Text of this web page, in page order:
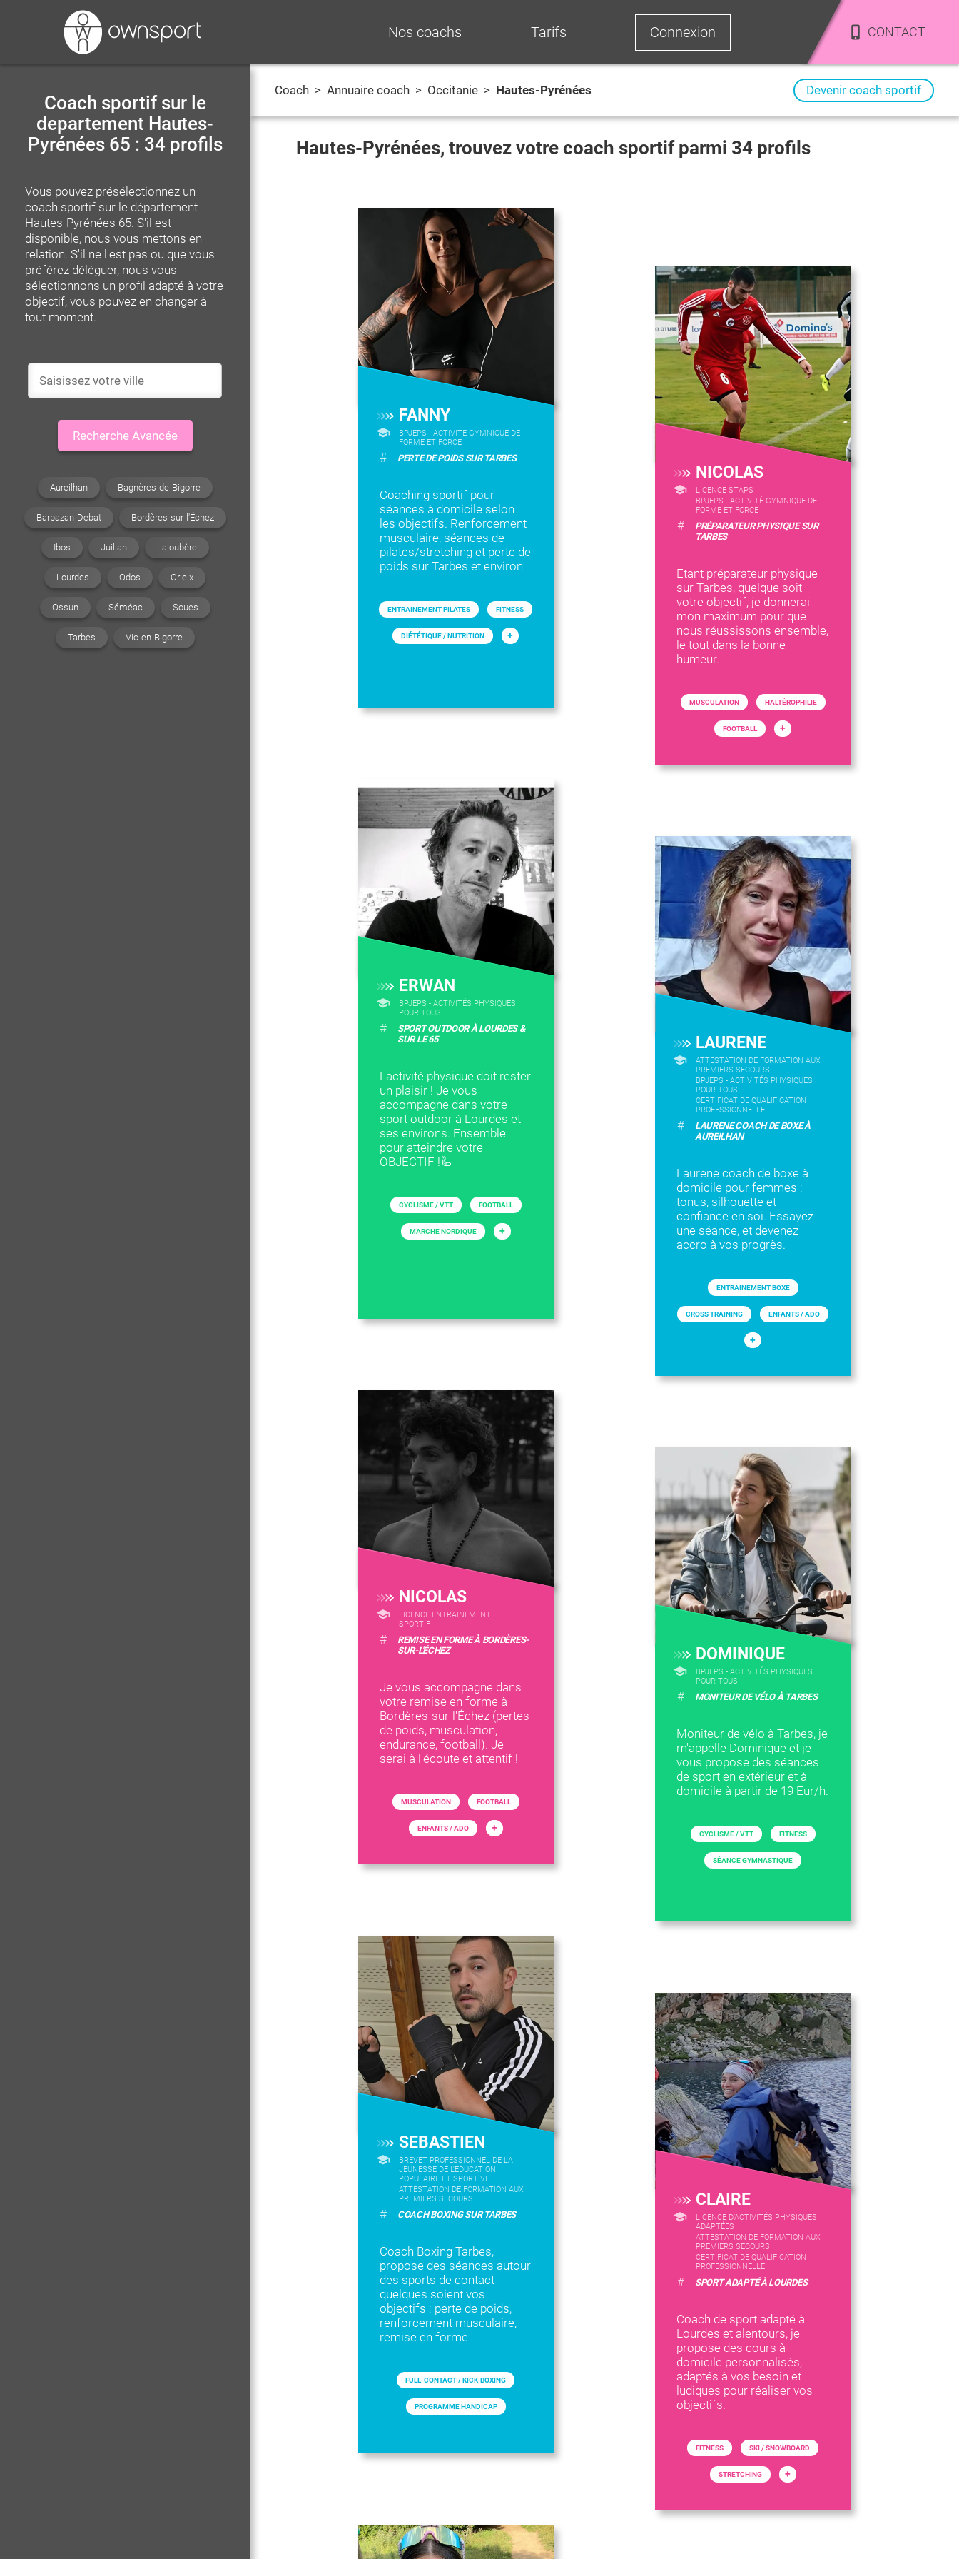
Nos coachs Tarifs Connexion CONTACT
Coach sportif sur le
departement Hautes-
Pyrénées 65 : 34 profils
Vous pouvez présélectionnez un
coach sportif sur le département
Hautes-Pyrénées 65. S'il est
disponible, nous vous mettons en
relation. S'il ne l'est pas ou que vous
préférez déléguer, nous vous
sélectionnons un profil adapté à votre
objectif, vous pouvez en changer à
tout moment.
Recherche Avancée
Aureilhan Bagnères-de-Bigorre
Barbazan-Debat Bordères-sur-l'Échez
Ibos Juillan Laloubère
Lourdes Odos Orleix
Ossun Séméac Soues
Tarbes Vic-en-Bigorre
Coach > Annuaire coach > Occitanie > Hautes-Pyrénées Devenir coach sportif
Hautes-Pyrénées, trouvez votre coach sportif parmi 34 profils
FANNY
BPJEPS - ACTIVITÉ GYMNIQUE DE
FORME ET FORCE
# PERTE DE POIDS SUR TARBES
Coaching sportif pour
séances à domicile selon
les objectifs. Renforcement
musculaire, séances de
pilates/stretching et perte de
poids sur Tarbes et environ
ENTRAINEMENT PILATES FITNESS
DIÉTÉTIQUE / NUTRITION +
NICOLAS
LICENCE STAPS
BPJEPS - ACTIVITÉ GYMNIQUE DE
FORME ET FORCE
#
PRÉPARATEUR PHYSIQUE SUR
TARBES
Etant préparateur physique
sur Tarbes, quelque soit
votre objectif, je donnerai
mon maximum pour que
nous réussissons ensemble,
le tout dans la bonne
humeur.
MUSCULATION HALTÉROPHILIE
FOOTBALL +
ERWAN
BPJEPS - ACTIVITÉS PHYSIQUES
POUR TOUS
#
SPORT OUTDOOR À LOURDES &
SUR LE 65
L'activité physique doit rester
un plaisir ! Je vous
accompagne dans votre
sport outdoor à Lourdes et
ses environs. Ensemble
pour atteindre votre
OBJECTIF !🦾
CYCLISME / VTT FOOTBALL
MARCHE NORDIQUE +
LAURENE
ATTESTATION DE FORMATION AUX
PREMIERS SECOURS
BPJEPS - ACTIVITÉS PHYSIQUES
POUR TOUS
CERTIFICAT DE QUALIFICATION
PROFESSIONNELLE
#
LAURENE COACH DE BOXE À
AUREILHAN
Laurene coach de boxe à
domicile pour femmes :
tonus, silhouette et
confiance en soi. Essayez
une séance, et devenez
accro à vos progrès.
ENTRAINEMENT BOXE
CROSS TRAINING ENFANTS / ADO
+
NICOLAS
LICENCE ENTRAINEMENT
SPORTIF
#
REMISE EN FORME À BORDÈRES-
SUR-L'ÉCHEZ
Je vous accompagne dans
votre remise en forme à
Bordères-sur-l'Échez (pertes
de poids, musculation,
endurance, football). Je
serai à l'écoute et attentif !
MUSCULATION FOOTBALL
ENFANTS / ADO +
DOMINIQUE
BPJEPS - ACTIVITÉS PHYSIQUES
POUR TOUS
# MONITEUR DE VÉLO À TARBES
Moniteur de vélo à Tarbes, je
m'appelle Dominique et je
vous propose des séances
de sport en extérieur et à
domicile à partir de 19 Eur/h.
CYCLISME / VTT FITNESS
SÉANCE GYMNASTIQUE
SEBASTIEN
BREVET PROFESSIONNEL DE LA
JEUNESSE DE L'EDUCATION
POPULAIRE ET SPORTIVE
ATTESTATION DE FORMATION AUX
PREMIERS SECOURS
# COACH BOXING SUR TARBES
Coach Boxing Tarbes,
propose des séances autour
des sports de contact
quelques soient vos
objectifs : perte de poids,
renforcement musculaire,
remise en forme
FULL-CONTACT / KICK-BOXING
PROGRAMME HANDICAP
CLAIRE
LICENCE D’ACTIVITÉS PHYSIQUES
ADAPTÉES
ATTESTATION DE FORMATION AUX
PREMIERS SECOURS
CERTIFICAT DE QUALIFICATION
PROFESSIONNELLE
# SPORT ADAPTÉ À LOURDES
Coach de sport adapté à
Lourdes et alentours, je
propose des cours à
domicile personnalisés,
adaptés à vos besoin et
ludiques pour réaliser vos
objectifs.
FITNESS SKI / SNOWBOARD
STRETCHING +